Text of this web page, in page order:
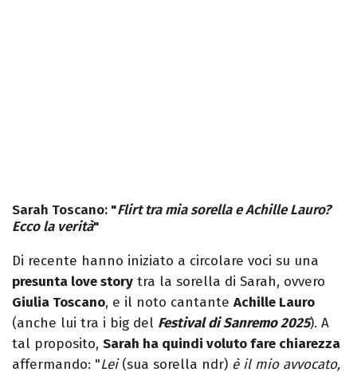
Sarah Toscano: "Flirt tra mia sorella e Achille Lauro?
Ecco la verità"
Di recente hanno iniziato a circolare voci su una
presunta love story tra la sorella di Sarah, ovvero
Giulia Toscano, e il noto cantante Achille Lauro
(anche lui tra i big del Festival di Sanremo 2025). A
tal proposito, Sarah ha quindi voluto fare chiarezza
affermando: "Lei(sua sorella ndr) è il mio avvocato,